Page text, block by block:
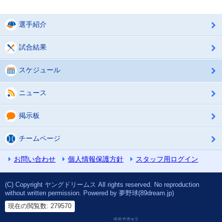
選手紹介
試合結果
スケジュール
ニュース
掲示板
チームページ
お問い合わせ 個人情報保護方針 スタッフ用ログイン
(C) Copyright ヤングドリームス All rights reserved. No reproduction
without written permission. Powered by 夢野球(89dream.jp)
現在の閲覧数: 279570